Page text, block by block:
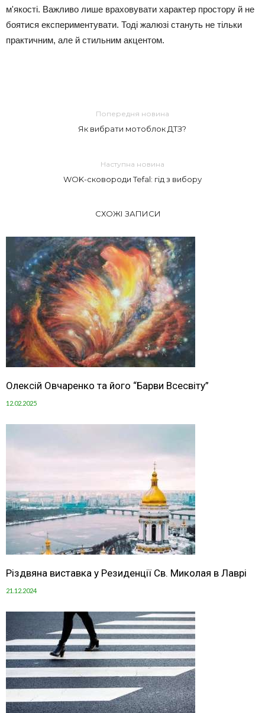
м'якості. Важливо лише враховувати характер простору й не
боятися експериментувати. Тоді жалюзі стануть не тільки
практичним, але й стильним акцентом.
Попередня новина
Як вибрати мотоблок ДТЗ?
Наступна новина
WOK-сковороди Tefal: гід з вибору
СХОЖІ ЗАПИСИ
Олексій Овчаренко та його “Барви Всесвіту”
12.02.2025
Різдвяна виставка у Резиденції Св. Миколая в Лаврі
21.12.2024